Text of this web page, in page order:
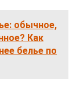
обычное,
Как
белье по